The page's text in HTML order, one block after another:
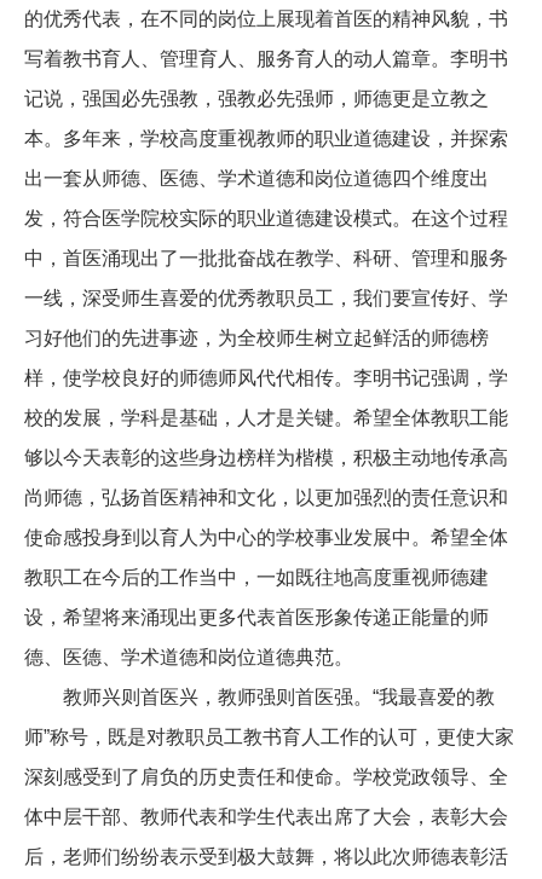
的优秀代表，在不同的岗位上展现着首医的精神风貌，书
写着教书育人、管理育人、服务育人的动人篇章。李明书
记说，强国必先强教，强教必先强师，师德更是立教之
本。多年来，学校高度重视教师的职业道德建设，并探索
出一套从师德、医德、学术道德和岗位道德四个维度出
发，符合医学院校实际的职业道德建设模式。在这个过程
中，首医涌现出了一批批奋战在教学、科研、管理和服务
一线，深受师生喜爱的优秀教职员工，我们要宣传好、学
习好他们的先进事迹，为全校师生树立起鲜活的师德榜
样，使学校良好的师德师风代代相传。李明书记强调，学
校的发展，学科是基础，人才是关键。希望全体教职工能
够以今天表彰的这些身边榜样为楷模，积极主动地传承高
尚师德，弘扬首医精神和文化，以更加强烈的责任意识和
使命感投身到以育人为中心的学校事业发展中。希望全体
教职工在今后的工作当中，一如既往地高度重视师德建
设，希望将来涌现出更多代表首医形象传递正能量的师
德、医德、学术道德和岗位道德典范。
教师兴则首医兴，教师强则首医强。“我最喜爱的教
师”称号，既是对教职员工教书育人工作的认可，更使大家
深刻感受到了肩负的历史责任和使命。学校党政领导、全
体中层干部、教师代表和学生代表出席了大会，表彰大会
后，老师们纷纷表示受到极大鼓舞，将以此次师德表彰活